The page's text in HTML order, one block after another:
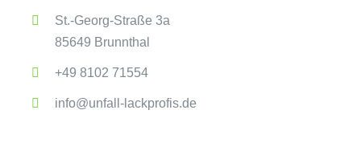
St.-Georg-Straße 3a
85649 Brunnthal
+49 8102 71554
info@unfall-lackprofis.de